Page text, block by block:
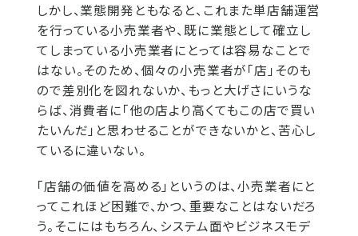
しかし、業態開発ともなると、これまた単店舗運営
を行っている小売業者や、既に業態として確立し
てしまっている小売業者にとっては容易なことで
はない。そのため、個々の小売業者が「店」そのも
ので差別化を図れないか、もっと大げさにいうな
らば、消費者に「他の店より高くてもこの店で買い
たいんだ」と思わせることができないかと、苦心し
ているに違いない。
「店舗の価値を高める」というのは、小売業者にと
ってこれほど困難で、かつ、重要なことはないだろ
う。そこにはもちろん、システム面やビジネスモデ